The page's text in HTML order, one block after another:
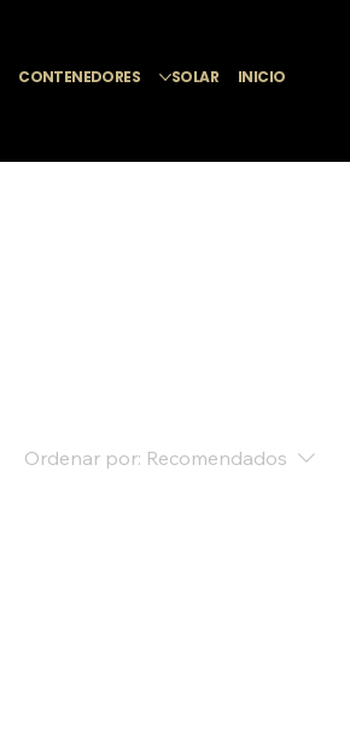
INICIO
SOLAR
CONTENEDORES
Ordenar por: Recomendados